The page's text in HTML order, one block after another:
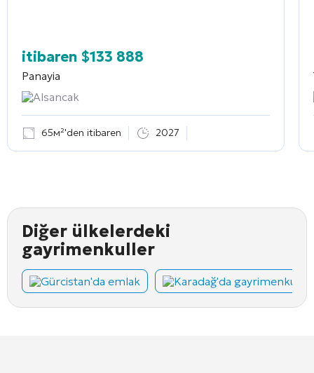
itibaren $133 888
Panayia
Alsancak
65м²'den itibaren 2027
Diğer ülkelerdeki
gayrimenkuller
Gürcistan'da emlak Karadağ'da gayrimenkul